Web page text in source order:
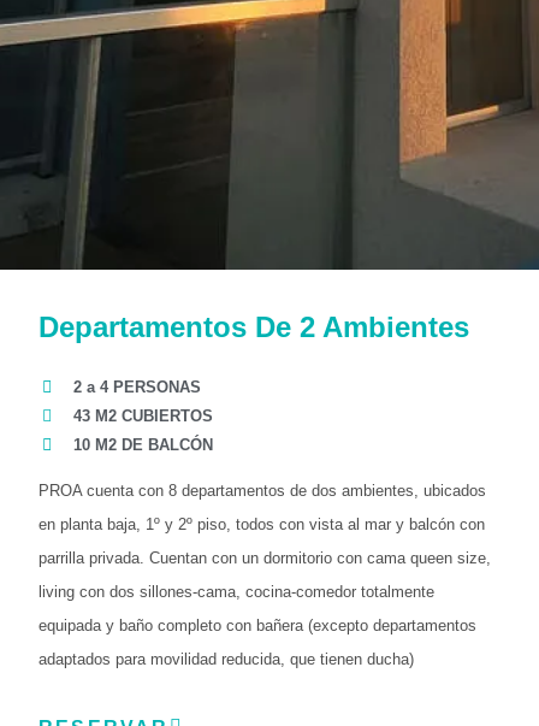
Departamentos De 2 Ambientes
2 a 4 PERSONAS
43 M2 CUBIERTOS
10 M2 DE BALCÓN
PROA cuenta con 8 departamentos de dos ambientes, ubicados
en planta baja, 1º y 2º piso, todos con vista al mar y balcón con
parrilla privada. Cuentan con un dormitorio con cama queen size,
living con dos sillones-cama, cocina-comedor totalmente
equipada y baño completo con bañera (excepto departamentos
adaptados para movilidad reducida, que tienen ducha)